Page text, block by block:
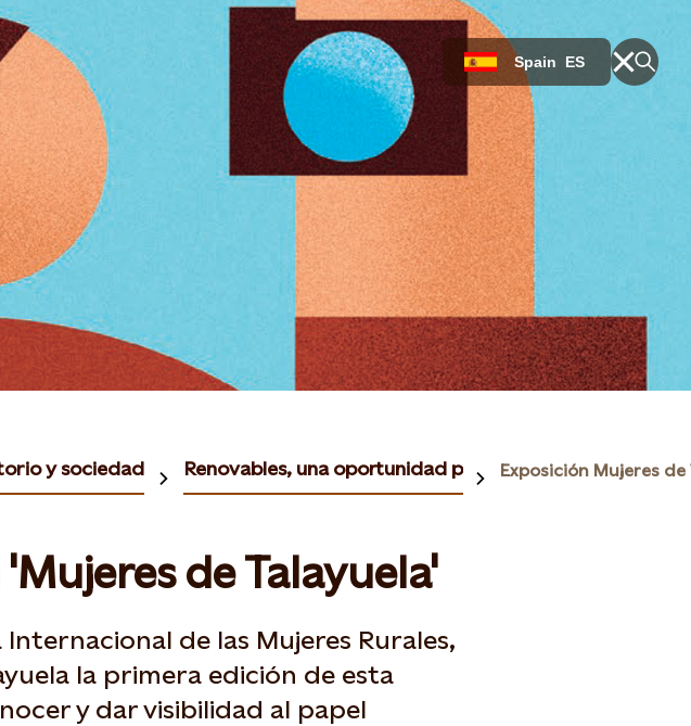
Spain ES
y sociedad Renovables, una oportunidad para la mujer en el medio
Exposición Mujeres de
de Talayuela'
de las Mujeres Rurales,
la primera edición de esta
y dar visibilidad al papel